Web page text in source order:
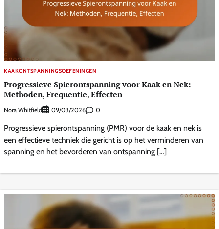
KAAKONTSPANNINGSOEFENINGEN
Progressieve Spierontspanning voor Kaak en Nek:
Methoden, Frequentie, Effecten
Nora Whitfield 09/03/2026 0
Progressieve spierontspanning (PMR) voor de kaak en nek is
een effectieve techniek die gericht is op het verminderen van
spanning en het bevorderen van ontspanning […]